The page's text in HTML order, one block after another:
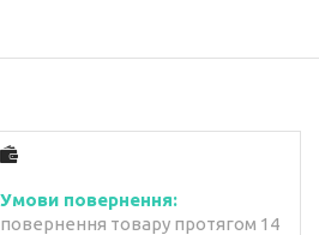
повернення товару протягом 14